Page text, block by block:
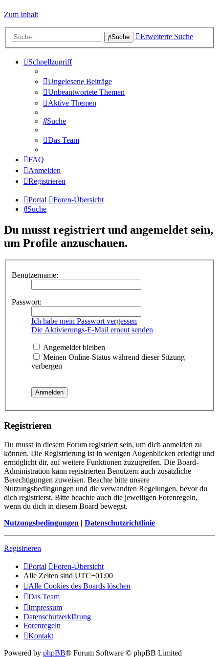
Zum Inhalt
Suche Erweiterte Suche
Schnellzugriff
Ungelesene Beiträge
Unbeantwortete Themen
Aktive Themen
Suche
Das Team
FAQ
Anmelden
Registrieren
Portal
Foren-Übersicht
Suche
Du musst registriert und angemeldet sein,
um Profile anzuschauen.
Benutzername:
Passwort:
Ich habe mein Passwort vergessen
Die Aktivierungs-E-Mail erneut senden
Angemeldet bleiben
Meinen Online-Status während dieser Sitzung
verbergen
Registrieren
Du musst in diesem Forum registriert sein, um dich anmelden zu
können. Die Registrierung ist in wenigen Augenblicken erledigt und
ermöglicht dir, auf weitere Funktionen zuzugreifen. Die Board-
Administration kann registrierten Benutzern auch zusätzliche
Berechtigungen zuweisen. Beachte bitte unsere
Nutzungsbedingungen und die verwandten Regelungen, bevor du
dich registrierst. Bitte beachte auch die jeweiligen Forenregeln,
wenn du dich in diesem Board bewegst.
Nutzungsbedingungen | Datenschutzrichtlinie
Registrieren
Portal
Foren-Übersicht
Alle Zeiten sind UTC+01:00
Alle Cookies des Boards löschen
Das Team
Impressum
Datenschutzerklärung
Forenregeln
Kontakt
Powered by phpBB® Forum Software © phpBB Limited